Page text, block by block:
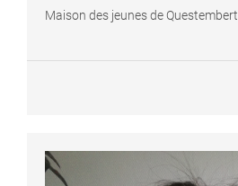
Maison des jeunes de Questembert